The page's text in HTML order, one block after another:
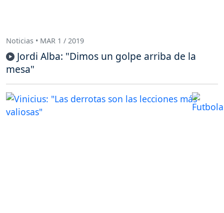
Noticias • MAR 1 / 2019
Jordi Alba: "Dimos un golpe arriba de la
mesa"